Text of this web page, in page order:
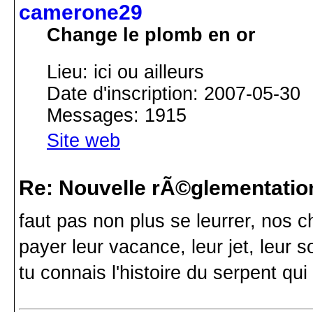
camerone29
Change le plomb en or
Lieu: ici ou ailleurs
Date d'inscription: 2007-05-30
Messages: 1915
Site web
Re: Nouvelle
faut pas non plus se leurrer, nos
payer leur vacance, leur jet, leur
tu connais l'histoire du serpent